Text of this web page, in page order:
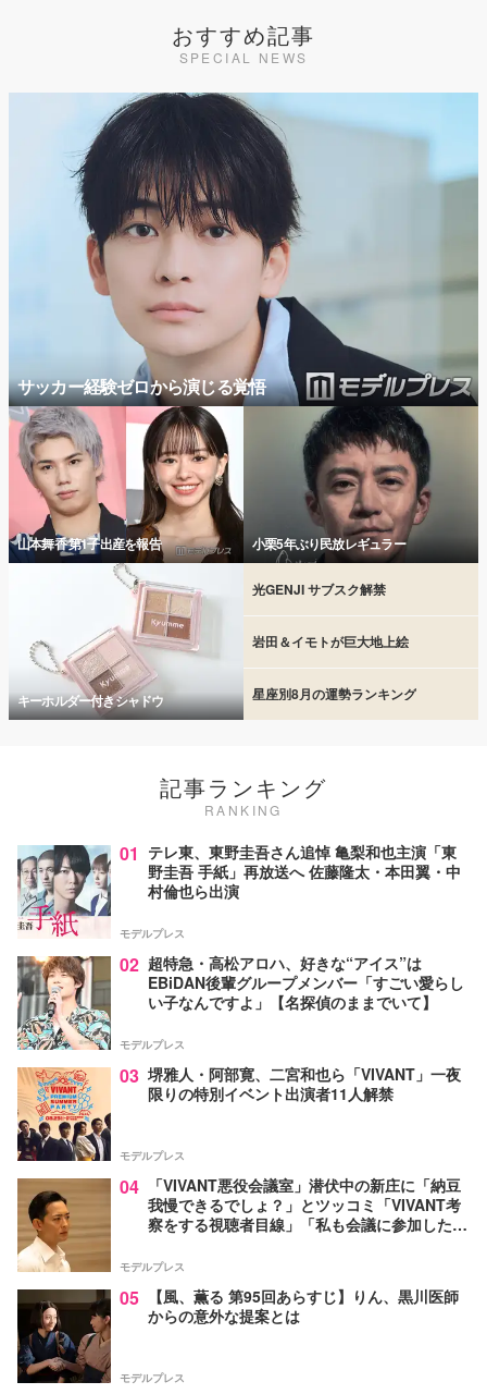
おすすめ記事
SPECIAL NEWS
サッカー経験ゼロから演じる覚悟
山本舞香 第1子出産を報告 小栗5年ぶり民放レギュラー
キーホルダー付きシャドウ
光GENJI サブスク解禁
岩田＆イモトが巨大地上絵
星座別8月の運勢ランキング
記事ランキング
RANKING
01 テレ東、東野圭吾さん追悼 亀梨和也主演「東
野圭吾 手紙」再放送へ 佐藤隆太・本田翼・中
村倫也ら出演
モデルプレス
02 超特急・高松アロハ、好きな“アイス”は
EBiDAN後輩グループメンバー「すごい愛らし
い子なんですよ」【名探偵のままでいて】
モデルプレス
03 堺雅人・阿部寛、二宮和也ら「VIVANT」一夜
限りの特別イベント出演者11人解禁
モデルプレス
04
「VIVANT悪役会議室」潜伏中の新庄に「納豆
我慢できるでしょ？」とツッコミ「VIVANT考
察をする視聴者目線」「私も会議に参加した
モデルプレス
05
【風、薫る 第95回あらすじ】りん、黒川医師
からの意外な提案とは
モデルプレス